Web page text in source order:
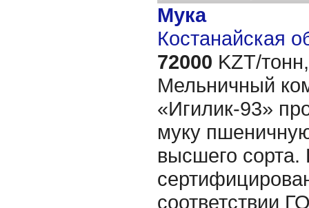
Мука
Костанайская
72000 KZT/тонн,
Мельничный
«Игилик-93»
муку
высшего сорта.
соответствии